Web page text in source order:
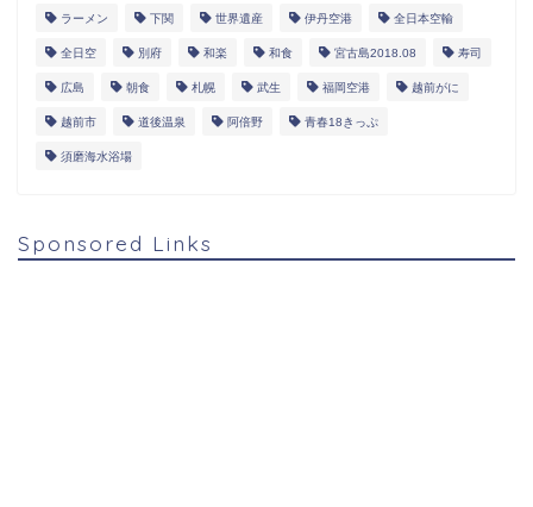
ラーメン 下関 世界遺産 伊丹空港 全日本空輸
全日空 別府 和楽 和食 宮古島2018.08 寿司
広島 朝食 札幌 武生 福岡空港 越前がに
越前市 道後温泉 阿倍野 青春18きっぷ
須磨海水浴場
Sponsored Links